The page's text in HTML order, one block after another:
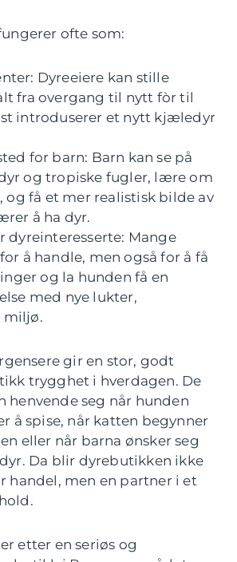
ofte som:
Dyreeiere kan stille
fra overgang til nytt fòr til
introduserer et nytt kjæledyr
for barn: Barn kan se på
og tropiske fugler, lære om
og få et mer realistisk bilde av
å ha dyr.
dyreinteresserte: Mange
å handle, men også for å få
og la hunden få en
med nye lukter,
miljø.
gir en stor, godt
trygghet i hverdagen. De
henvende seg når hunden
å spise, når katten begynner
eller når barna ønsker seg
Da blir dyrebutikken ikke
handel, men en partner i et
etter en seriøs og